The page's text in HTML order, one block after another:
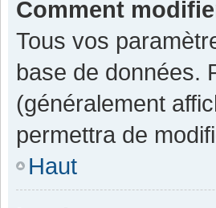
Comment
Tous vos
base de données.
(généralement
permettra de
Haut